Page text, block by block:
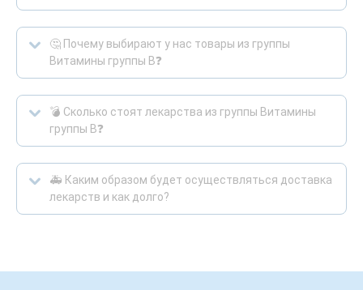
🤔 Почему выбирают у нас товары из группы
Витамины группы В❓
💣 Сколько стоят лекарства из группы Витамины
группы В❓
🚑 Каким образом будет осуществляться доставка
лекарств и как долго?